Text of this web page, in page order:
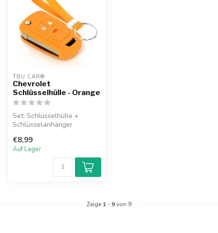
TBU CAR®
Chevrolet
Schlüsselhülle - Orange
Set: Schlüsselhülle +
Schlüsselanhänger
€8,99
Auf Lager
Zeige 1 - 9von 9